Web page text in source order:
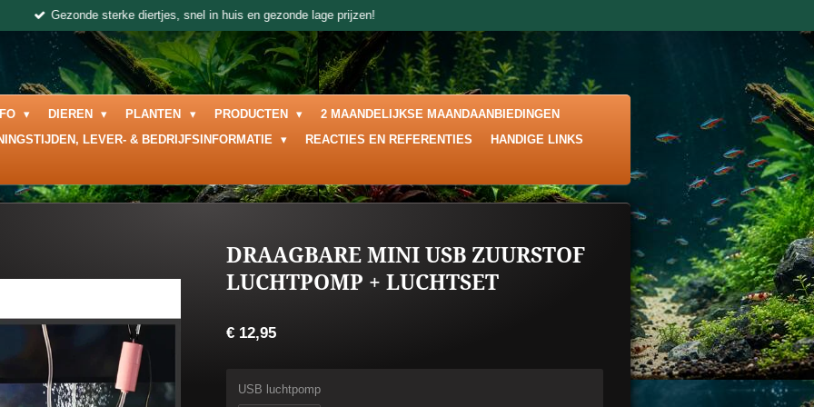
Gezonde sterke diertjes, snel in huis en gezonde lage prijzen!
DIEREN PLANTEN PRODUCTEN
2 MAANDELIJKSE MAANDAANBIEDINGEN
LEVER- & BEDRIJFSINFORMATIE REACTIES EN REFERENTIES HANDIGE LINKS
DRAAGBARE MINI USB ZUURSTOF
LUCHTPOMP + LUCHTSET
€ 12,95
USB luchtpomp